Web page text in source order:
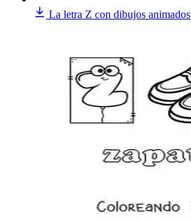
La letra Z con dibujos animados